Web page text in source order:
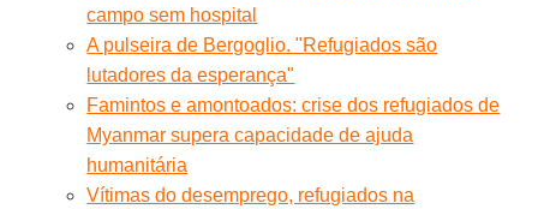
campo sem hospital
A pulseira de Bergoglio. "Refugiados são
lutadores da esperança"
Famintos e amontoados: crise dos refugiados de
Myanmar supera capacidade de ajuda
humanitária
Vítimas do desemprego, refugiados na